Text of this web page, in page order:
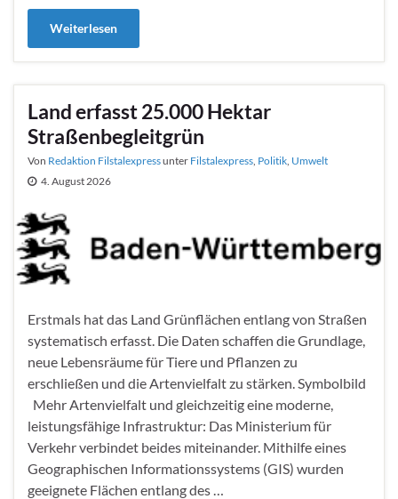
Weiterlesen
Land erfasst 25.000 Hektar
Straßenbegleitgrün
Von Redaktion Filstalexpressunter Filstalexpress, Politik, Umwelt
4. August 2026
Erstmals hat das Land Grünflächen entlang von Straßen
systematisch erfasst. Die Daten schaffen die Grundlage,
neue Lebensräume für Tiere und Pflanzen zu
erschließen und die Artenvielfalt zu stärken. Symbolbild
Mehr Artenvielfalt und gleichzeitig eine moderne,
leistungsfähige Infrastruktur: Das Ministerium für
Verkehr verbindet beides miteinander. Mithilfe eines
Geographischen Informationssystems (GIS) wurden
geeignete Flächen entlang des …